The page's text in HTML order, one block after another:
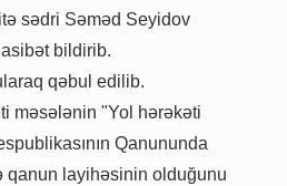
sədri Səməd Seyidov
bildirib.
qəbul edilib.
məsələnin "Yol hərəkəti
Qanununda
layihəsinin olduğunu